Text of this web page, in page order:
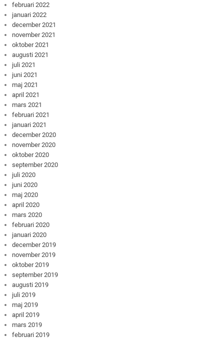
februari 2022
januari 2022
december 2021
november 2021
oktober 2021
augusti 2021
juli 2021
juni 2021
maj 2021
april 2021
mars 2021
februari 2021
januari 2021
december 2020
november 2020
oktober 2020
september 2020
juli 2020
juni 2020
maj 2020
april 2020
mars 2020
februari 2020
januari 2020
december 2019
november 2019
oktober 2019
september 2019
augusti 2019
juli 2019
maj 2019
april 2019
mars 2019
februari 2019